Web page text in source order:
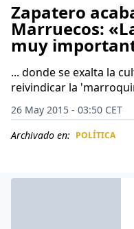
Zapatero
Marruecos:
muy
... donde se exalta la
reivindicar la
26 May 2015 - 03:50 CET
Archivado en: POLÍTICA